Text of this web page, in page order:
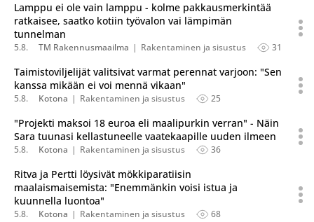
Lamppu ei ole vain lamppu - kolme pakkausmerkintää
ratkaisee, saatko kotiin työvalon vai lämpimän
tunnelman
5.8. TM Rakennusmaailma Rakentaminen ja sisustus 31
Taimistoviljelijät valitsivat varmat perennat varjoon: "Sen
kanssa mikään ei voi mennä vikaan"
5.8. Kotona Rakentaminen ja sisustus 25
"Projekti maksoi 18 euroa eli maalipurkin verran" - Näin
Sara tuunasi kellastuneelle vaatekaapille uuden ilmeen
5.8. Kotona Rakentaminen ja sisustus 36
Ritva ja Pertti löysivät mökkiparatiisin
maalaismaisemista: "Enemmänkin voisi istua ja
kuunnella luontoa"
5.8. Kotona Rakentaminen ja sisustus 68